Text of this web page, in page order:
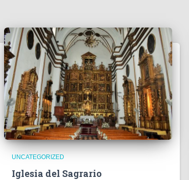
UNCATEGORIZED
Iglesia del Sagrario